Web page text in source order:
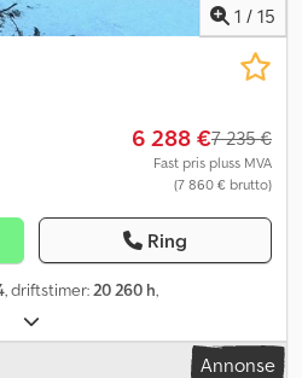
1 / 15
6 288 €7 235 €
Fast pris pluss MVA
(7 860 € brutto)
Ring
, driftstimer: 20 260 h,
Annonse